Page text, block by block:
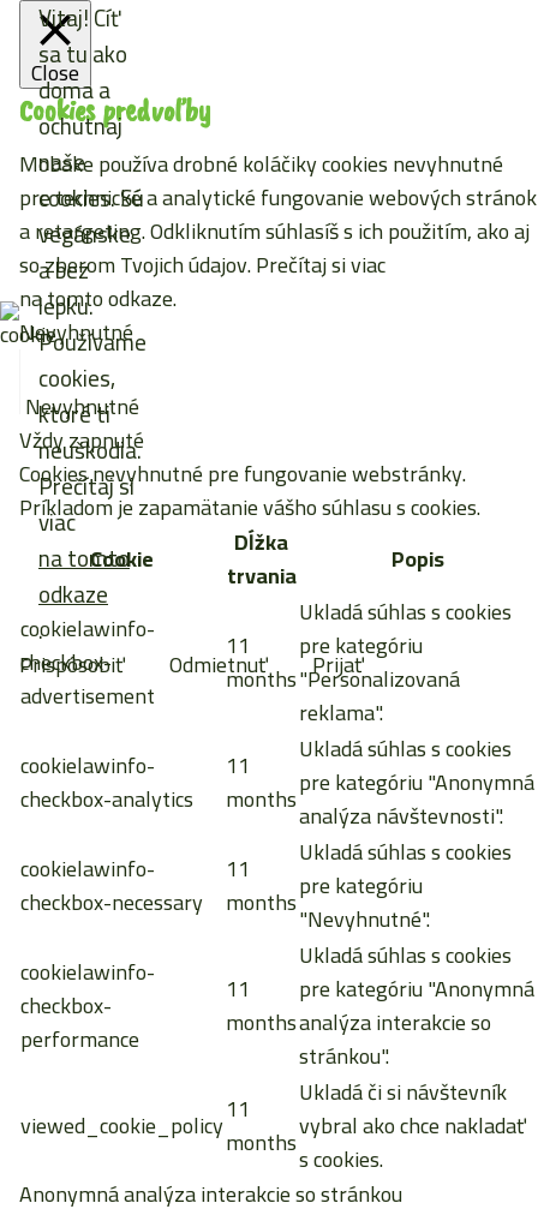
Vitaj! Cíť
sa tu ako
doma a
ochutnaj
naše
cookies. Sú
vegánske
a bez
lepku.
Používame
cookies,
ktoré ti
neuškodia.
Prečítaj si
viac
na tomto
odkaze
.
Prispôsobiť Odmietnuť Prijať
Close
Cookies predvoľby
Mobake používa drobné koláčiky cookies nevyhnutné
pre technické a analytické fungovanie webových stránok
a retargeting. Odkliknutím súhlasíš s ich použitím, ako aj
so zberom Tvojich údajov. Prečítaj si viac
na tomto odkaze.
Nevyhnutné
Nevyhnutné
Vždy zapnuté
Cookies nevyhnutné pre fungovanie webstránky.
Príkladom je zapamätanie vášho súhlasu s cookies.
Cookie
Dĺžka
trvania
Popis
cookielawinfo-
checkbox-
advertisement
11
months
Ukladá súhlas s cookies
pre kategóriu
"Personalizovaná
reklama".
cookielawinfo-
checkbox-analytics
11
months
Ukladá súhlas s cookies
pre kategóriu "Anonymná
analýza návštevnosti".
cookielawinfo-
checkbox-necessary
11
months
Ukladá súhlas s cookies
pre kategóriu
"Nevyhnutné".
cookielawinfo-
checkbox-
performance
11
months
Ukladá súhlas s cookies
pre kategóriu "Anonymná
analýza interakcie so
stránkou".
viewed_cookie_policy11
months
Ukladá či si návštevník
vybral ako chce nakladať
s cookies.
Anonymná analýza interakcie so stránkou